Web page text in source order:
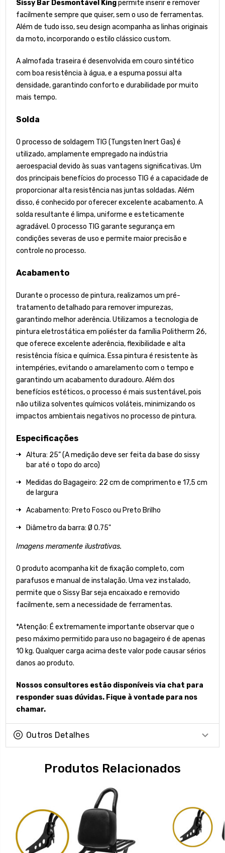
Sissy Bar Desmontável Kingpermite inserir e remover
facilmente sempre que quiser, sem o uso de ferramentas.
Além de tudo isso, seu design acompanha as linhas originais
da moto, incorporando o estilo clássico custom.
A almofada traseira é desenvolvida em couro sintético
com boa resistência à água, e a espuma possui alta
densidade, garantindo conforto e durabilidade por muito
mais tempo.
Solda
O processo de soldagem TIG (Tungsten Inert Gas) é
utilizado, amplamente empregado na indústria
aeroespacial devido às suas vantagens significativas. Um
dos principais benefícios do processo TIG é a capacidade de
proporcionar alta resistência nas juntas soldadas. Além
disso, é conhecido por oferecer excelente acabamento. A
solda resultante é limpa, uniforme e esteticamente
agradável. O processo TIG garante segurança em
condições severas de uso e permite maior precisão e
controle no processo.
Acabamento
Durante o processo de pintura, realizamos um pré-
tratamento detalhado para remover impurezas,
garantindo melhor aderência. Utilizamos a tecnologia de
pintura eletrostática em poliéster da família Politherm 26,
que oferece excelente aderência, flexibilidade e alta
resistência física e química. Essa pintura é resistente às
intempéries, evitando o amarelamento com o tempo e
garantindo um acabamento duradouro. Além dos
benefícios estéticos, o processo é mais sustentável, pois
não utiliza solventes químicos voláteis, minimizando os
impactos ambientais negativos no processo de pintura.
Especificações
Altura: 25” (A medição deve ser feita da base do sissy
bar até o topo do arco)
Medidas do Bagageiro: 22 cm de comprimento e 17,5 cm
de largura
Acabamento: Preto Fosco ou Preto Brilho
Diâmetro da barra: Ø 0.75"
Imagens meramente ilustrativas.
O produto acompanha kit de fixação completo, com
parafusos e manual de instalação. Uma vez instalado,
permite que o Sissy Bar seja encaixado e removido
facilmente, sem a necessidade de ferramentas.
*Atenção: É extremamente importante observar que o
peso máximo permitido para uso no bagageiro é de apenas
10 kg. Qualquer carga acima deste valor pode causar sérios
danos ao produto.
Nossos consultores estão disponíveis via chat para
responder suas dúvidas. Fique à vontade para nos
chamar.
Outros Detalhes
Produtos Relacionados